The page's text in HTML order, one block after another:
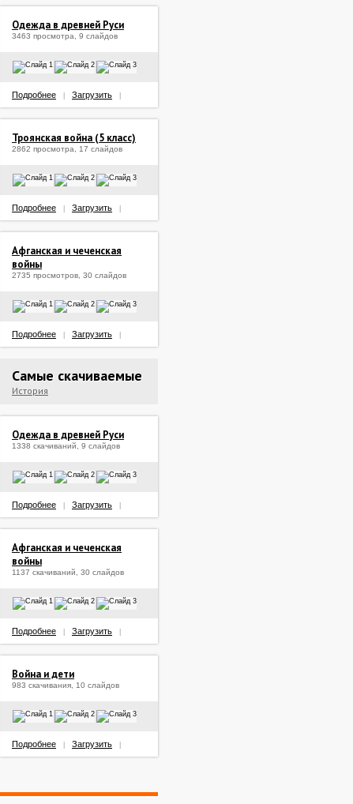
Одежда в древней Руси
3463 просмотра, 9 слайдов
Подробнее Загрузить
Троянская война (5 класс)
2862 просмотра, 17 слайдов
Подробнее Загрузить
Афганская и чеченская
войны
2735 просмотров, 30 слайдов
Подробнее Загрузить
Самые скачиваемые
История
Одежда в древней Руси
1338 скачиваний, 9 слайдов
Подробнее Загрузить
Афганская и чеченская
войны
1137 скачиваний, 30 слайдов
Подробнее Загрузить
Война и дети
983 скачивания, 10 слайдов
Подробнее Загрузить